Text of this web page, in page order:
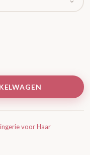
voor Haar